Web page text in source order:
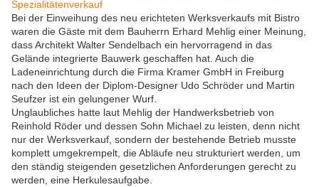
Bei der Einweihung des neu erichteten Werksverkaufs mit Bistro
waren die Gäste mit dem Bauherrn Erhard Mehlig einer Meinung,
dass Architekt Walter Sendelbach ein hervorragend in das
Gelände integrierte Bauwerk geschaffen hat. Auch die
Ladeneinrichtung durch die Firma Kramer GmbH in Freiburg
nach den Ideen der Diplom-Designer Udo Schröder und Martin
Seufzer ist ein gelungener Wurf.
Unglaubliches hatte laut Mehlig der Handwerksbetrieb von
Reinhold Röder und dessen Sohn Michael zu leisten, denn nicht
nur der Werksverkauf, sondern der bestehende Betrieb musste
komplett umgekrempelt, die Abläufe neu strukturiert werden, um
den ständig steigenden gesetzlichen Anforderungen gerecht zu
werden, eine Herkulesaufgabe.